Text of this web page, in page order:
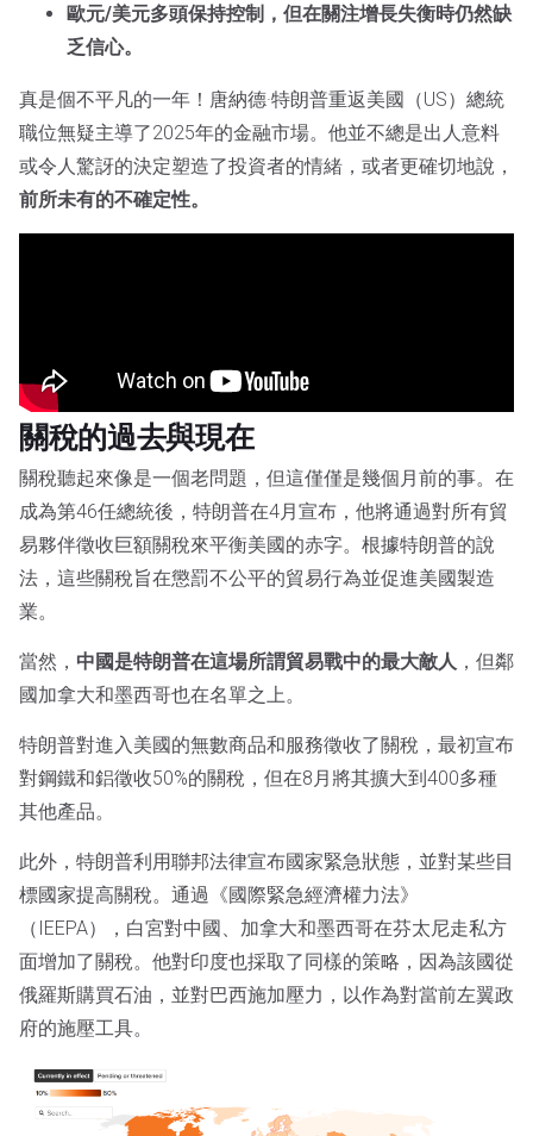
歐元/美元多頭保持控制，但在關注增長失衡時仍然缺
乏信心。
真是個不平凡的一年！唐納德·特朗普重返美國（US）總統
職位無疑主導了2025年的金融市場。他並不總是出人意料
或令人驚訝的決定塑造了投資者的情緒，或者更確切地說，
前所未有的不確定性。
關稅的過去與現在
關稅聽起來像是一個老問題，但這僅僅是幾個月前的事。在
成為第46任總統後，特朗普在4月宣布，他將通過對所有貿
易夥伴徵收巨額關稅來平衡美國的赤字。根據特朗普的說
法，這些關稅旨在懲罰不公平的貿易行為並促進美國製造
業。
當然， 中國是特朗普在這場所謂貿易戰中的最大敵人 ，但鄰
國加拿大和墨西哥也在名單之上。
特朗普對進入美國的無數商品和服務徵收了關稅，最初宣布
對鋼鐵和鋁徵收50%的關稅，但在8月將其擴大到400多種
其他產品。
此外，特朗普利用聯邦法律宣布國家緊急狀態，並對某些目
標國家提高關稅。通過《國際緊急經濟權力法》
（IEEPA），白宮對中國、加拿大和墨西哥在芬太尼走私方
面增加了關稅。他對印度也採取了同樣的策略，因為該國從
俄羅斯購買石油，並對巴西施加壓力，以作為對當前左翼政
府的施壓工具。